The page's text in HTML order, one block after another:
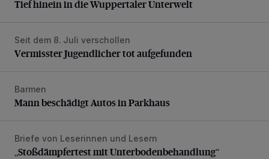
Tief hinein in die Wuppertaler Unterwelt
Vermisster Jugendlicher tot aufgefunden
Seit dem 8. Juli verschollen
Vermisster Jugendlicher tot aufgefunden
Mann beschädigt Autos in Parkhaus
Barmen
Mann beschädigt Autos in Parkhaus
„Stoßdämpfertest mit Unterbodenbehandlung“
Briefe von Leserinnen und Lesern
„Stoßdämpfertest mit Unterbodenbehandlung“